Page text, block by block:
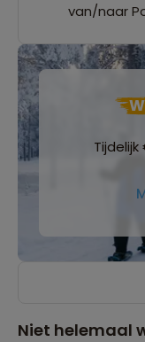
van/naar
Niet helemaal